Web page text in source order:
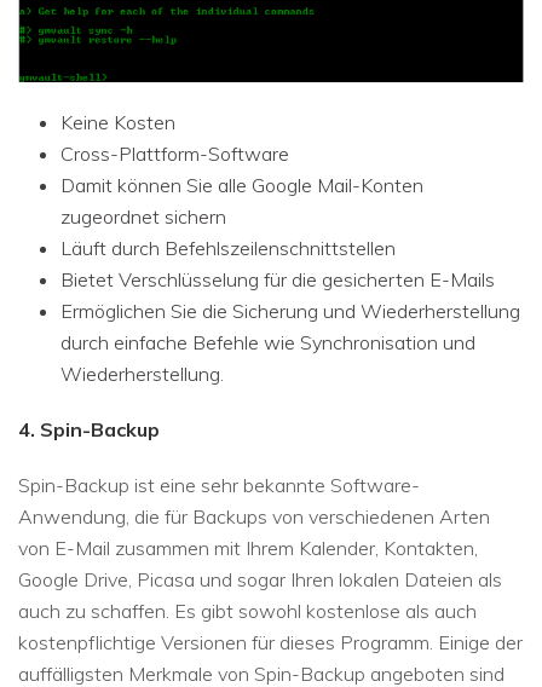
Keine Kosten
Cross-Plattform-Software
Damit können Sie alle Google Mail-Konten
zugeordnet sichern
Läuft durch Befehlszeilenschnittstellen
Bietet Verschlüsselung für die gesicherten E-Mails
Ermöglichen Sie die Sicherung und Wiederherstellung
durch einfache Befehle wie Synchronisation und
Wiederherstellung.
4. Spin-Backup
Spin-Backup ist eine sehr bekannte Software-
Anwendung, die für Backups von verschiedenen Arten
von E-Mail zusammen mit Ihrem Kalender, Kontakten,
Google Drive, Picasa und sogar Ihren lokalen Dateien als
auch zu schaffen. Es gibt sowohl kostenlose als auch
kostenpflichtige Versionen für dieses Programm. Einige der
auffälligsten Merkmale von Spin-Backup angeboten sind